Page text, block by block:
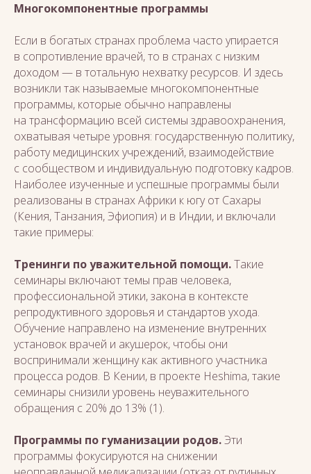
Многокомпонентные программы
Если в богатых странах проблема часто упирается
в сопротивление врачей, то в странах с низким
доходом — в тотальную нехватку ресурсов. И здесь
возникли так называемые многокомпонентные
программы, которые обычно направлены
на трансформацию всей системы здравоохранения,
охватывая четыре уровня: государственную политику,
работу медицинских учреждений, взаимодействие
с сообществом и индивидуальную подготовку кадров.
Наиболее изученные и успешные программы были
реализованы в странах Африки к югу от Сахары
(Кения, Танзания, Эфиопия) и в Индии, и включали
такие примеры:
Тренинги по уважительной помощи.Такие
семинары включают темы прав человека,
профессиональной этики, закона в контексте
репродуктивного здоровья и стандартов ухода.
Обучение направлено на изменение внутренних
установок врачей и акушерок, чтобы они
воспринимали женщину как активного участника
процесса родов. В Кении, в проекте Heshima, такие
семинары снизили уровень неуважительного
обращения с 20% до 13% (1).
Программы по гуманизации родов.Эти
программы фокусируются на снижении